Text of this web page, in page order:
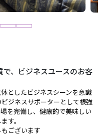
、ビジネスユースのお客
としたビジネスシーンを意識
ジネスサポーターとして根強
を完備し、健康的で美味しい
す。
ございます